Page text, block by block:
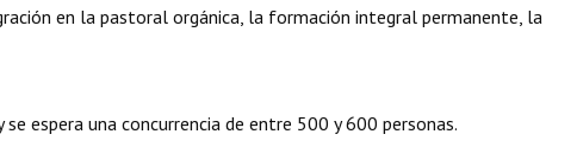
en la pastoral orgánica, la formación integral permanente, la
espera una concurrencia de entre 500 y 600 personas.